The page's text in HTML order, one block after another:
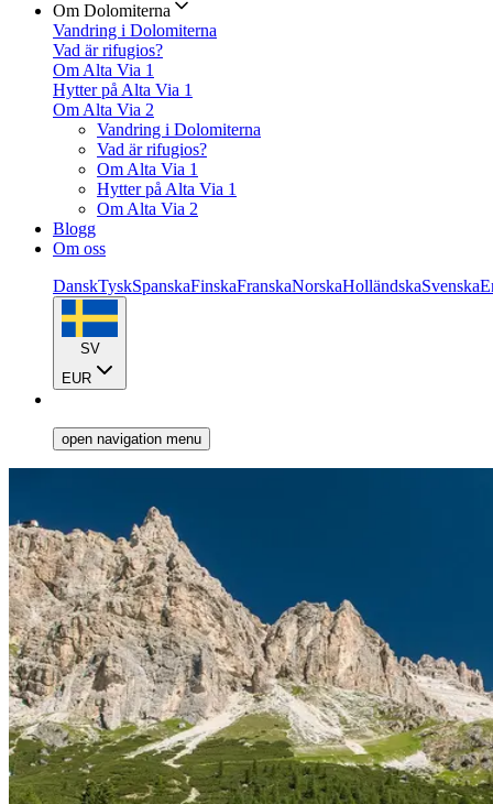
Om Dolomiterna
Vandring i Dolomiterna
Vad är rifugios?
Om Alta Via 1
Hytter på Alta Via 1
Om Alta Via 2
Vandring i Dolomiterna
Vad är rifugios?
Om Alta Via 1
Hytter på Alta Via 1
Om Alta Via 2
Blogg
Om oss
DanskTyskSpanskaFinskaFranskaNorskaHolländskaSvenska
SV
EUR
open navigation menu